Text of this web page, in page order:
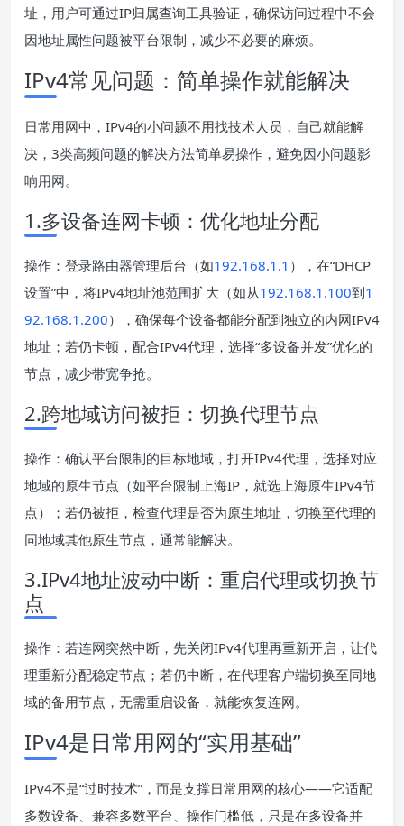
址，用户可通过IP归属查询工具验证，确保访问过程中不会
因地址属性问题被平台限制，减少不必要的麻烦。
IPv4常见问题：简单操作就能解决
日常用网中，IPv4的小问题不用找技术人员，自己就能解
决，3类高频问题的解决方法简单易操作，避免因小问题影
响用网。
1.多设备连网卡顿：优化地址分配
操作：登录路由器管理后台（如192.168.1.1 ），在“DHCP
设置”中，将IPv4地址池范围扩大（如从192.168.1.100到1
92.168.1.200），确保每个设备都能分配到独立的内网IPv4
地址；若仍卡顿，配合IPv4代理，选择“多设备并发”优化的
节点，减少带宽争抢。
2.跨地域访问被拒：切换代理节点
操作：确认平台限制的目标地域，打开IPv4代理，选择对应
地域的原生节点（如平台限制上海IP，就选上海原生IPv4节
点）；若仍被拒，检查代理是否为原生地址，切换至代理的
同地域其他原生节点，通常能解决。
3.IPv4地址波动中断：重启代理或切换节
点
操作：若连网突然中断，先关闭IPv4代理再重新开启，让代
理重新分配稳定节点；若仍中断，在代理客户端切换至同地
域的备用节点，无需重启设备，就能恢复连网。
IPv4是日常用网的“实用基础”
IPv4不是“过时技术”，而是支撑日常用网的核心——它适配
多数设备、兼容多数平台、操作门槛低，只是在多设备并